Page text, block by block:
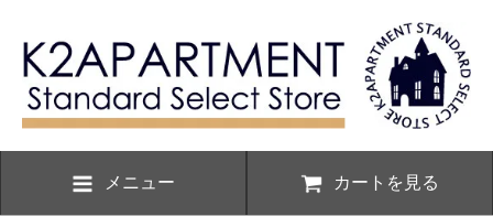
メニュー カートを見る